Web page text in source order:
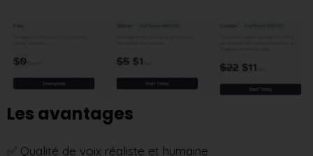
Les avantages
✅ Qualité de voix réaliste et humaine